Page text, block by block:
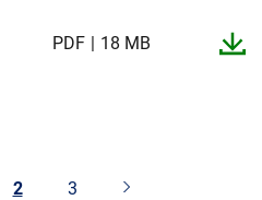
PDF 18 MB
2 3